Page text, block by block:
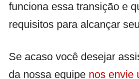
funciona essa transição e
requisitos para alcançar
Se acaso você desejar
da nossa equipe nos envie